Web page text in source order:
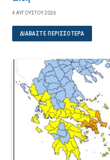
4 ΑΥΓΟΎΣΤΟΥ 2026
ΔΙΑΒΆΣΤΕ ΠΕΡΙΣΣΌΤΕΡΑ